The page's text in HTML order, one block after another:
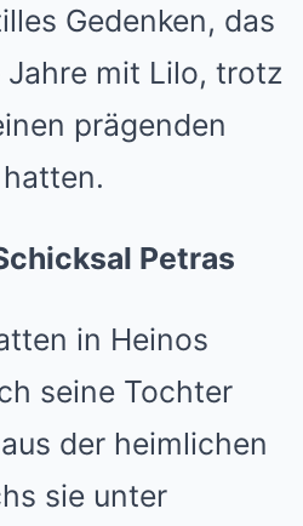
Gedenken, das
mit Lilo, trotz
prägenden
Petras
in Heinos
seine Tochter
der heimlichen
sie unter